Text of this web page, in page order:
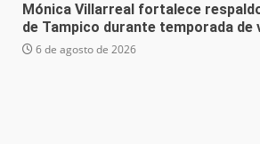
Mónica Villarreal fortalece
de Tampico durante temporada de
6 de agosto de 2026